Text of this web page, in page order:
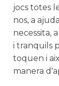
jocs totes
nos, a
necessita,
i tranquils
toquen i
manera